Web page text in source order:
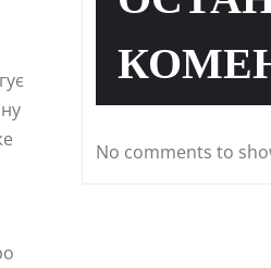
No comments to